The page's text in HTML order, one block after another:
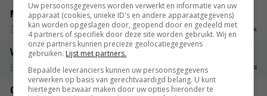
Magere melkpoeder
Zuivel NL
€ 269,00 € 7,00
Vleeskuikens 2001-2600 gr
Barneveld
€ 1,09~
Gerst
Uw persoonsgegevens worden verwerkt en informatie van uw
apparaat (cookies, unieke ID's en andere apparaatgegevens)
kan worden opgeslagen door, geopend door en gedeeld met
4 partners of specifiek door deze site worden gebruikt. Wij en
onze partners kunnen precieze geolocatiegegevens
gebruiken. Lijst met partners.
Bepaalde leveranciers kunnen uw persoonsgegevens
verwerken op basis van gerechtvaardigd belang. U kunt
hiertegen bezwaar maken door uw opties hieronder te